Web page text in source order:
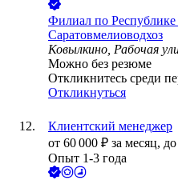
Филиал по
Саратовмелиоводхоз
Ковылкино, Рабочая
Можно без резюме
Откликнитесь среди
Откликнуться
Клиентский менеджер
от 60 000 ₽ за месяц,
Опыт 1-3 года